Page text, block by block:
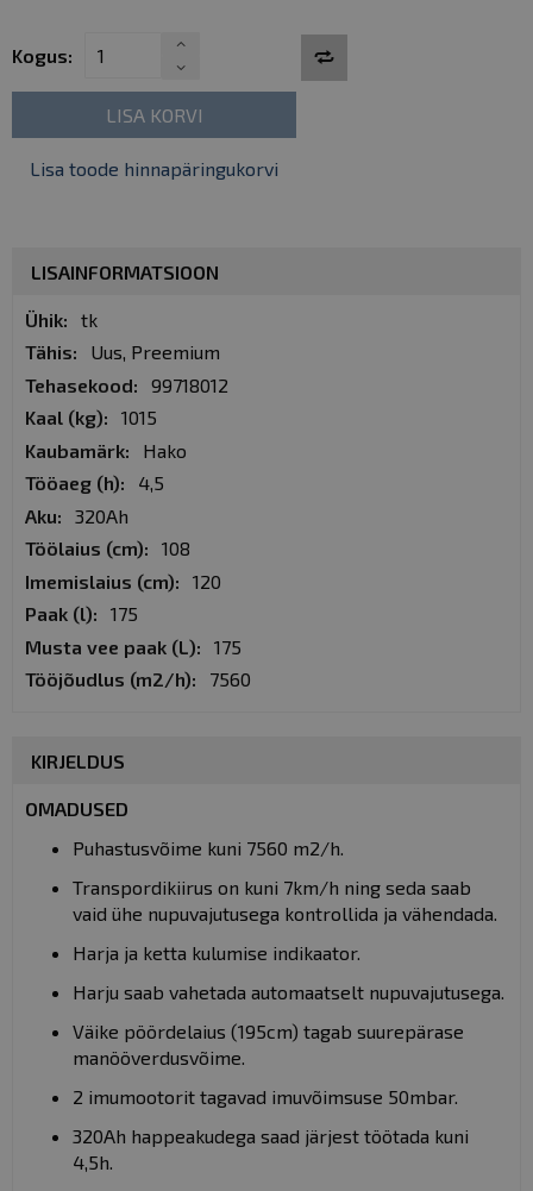
Kogus:
LISA KORVI
Lisa toode hinnapäringukorvi
KIRJELDUS
OMADUSED
Puhastusvõime kuni 7560 m2/h.
Transpordikiirus on kuni 7km/h ning seda saab
vaid ühe nupuvajutusega kontrollida ja vähendada.
Harja ja ketta kulumise indikaator.
Harju saab vahetada automaatselt nupuvajutusega.
Väike pöördelaius (195cm) tagab suurepärase
manööverdusvõime.
2 imumootorit tagavad imuvõimsuse 50mbar.
320Ah happeakudega saad järjest töötada kuni
4,5h.
LISAINFORMATSIOON
Lisainformatsioon
tk
Uus, Preemium
99718012
1015
Hako
4,5
320Ah
108
120
175
175
7560